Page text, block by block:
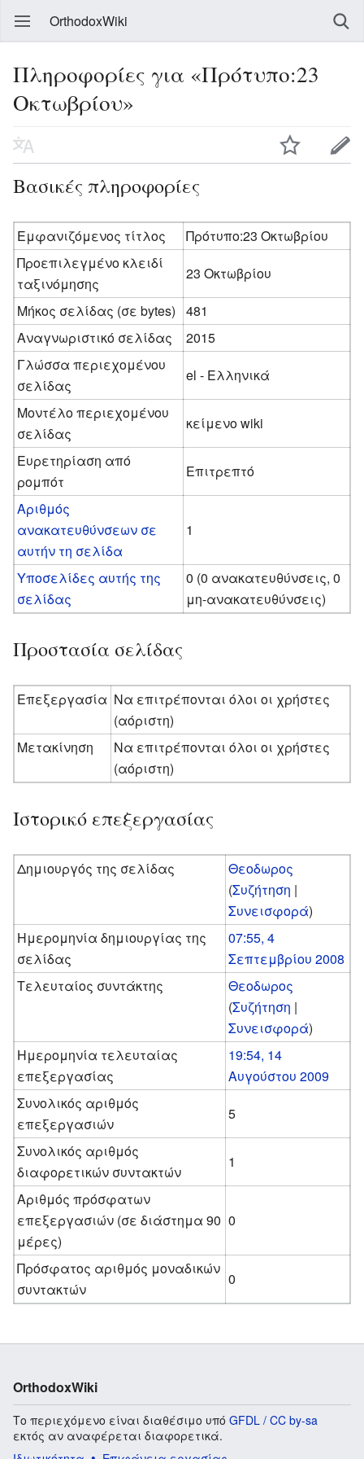
OrthodoxWiki
Πληροφορίες για «Πρότυπο:23
Οκτωβρίου»
Βασικές πληροφορίες
Εμφανιζόμενος τίτλος
Πρότυπο:23 Οκτωβρίου
Προεπιλεγμένο κλειδί
ταξινόμησης
23 Οκτωβρίου
Μήκος σελίδας (σε bytes)
481
Αναγνωριστικό σελίδας
2015
Γλώσσα περιεχομένου
σελίδας
el - Ελληνικά
Μοντέλο περιεχομένου
σελίδας
κείμενο wiki
Ευρετηρίαση από
ρομπότ
Επιτρεπτό
Αριθμός
ανακατευθύνσεων σε
αυτήν τη σελίδα
1
Υποσελίδες αυτής της
σελίδας
0 (0 ανακατευθύνσεις, 0
μη-ανακατευθύνσεις)
Προστασία σελίδας
Επεξεργασία Να επιτρέπονται όλοι οι χρήστες
(αόριστη)
Μετακίνηση
Να επιτρέπονται όλοι οι χρήστες
(αόριστη)
Ιστορικό επεξεργασίας
Δημιουργός της σελίδας
Θεοδωρος
(Συζήτηση |
Συνεισφορά)
Ημερομηνία δημιουργίας της
σελίδας
07:55, 4
Σεπτεμβρίου 2008
Τελευταίος συντάκτης
Θεοδωρος
(Συζήτηση |
Συνεισφορά)
Ημερομηνία τελευταίας
επεξεργασίας
19:54, 14
Αυγούστου 2009
Συνολικός αριθμός
επεξεργασιών
5
Συνολικός αριθμός
διαφορετικών συντακτών
1
Αριθμός πρόσφατων
επεξεργασιών (σε διάστημα 90
μέρες)
0
Πρόσφατος αριθμός μοναδικών
συντακτών
0
OrthodoxWiki
Το περιεχόμενο είναι διαθέσιμο υπό GFDL / CC by-sa
εκτός αν αναφέρεται διαφορετικά.